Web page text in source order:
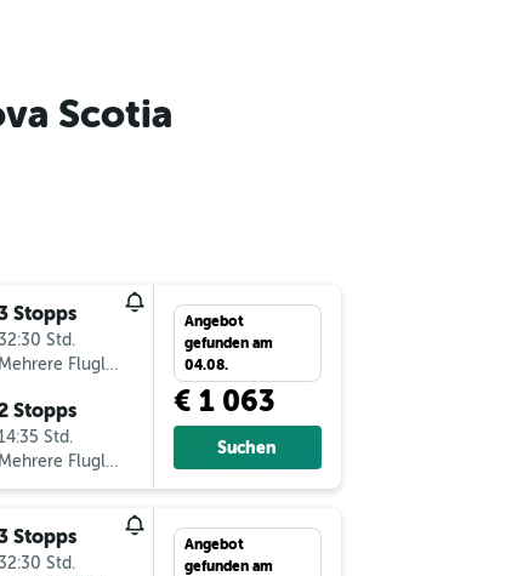
Scotia
Stopps
Std.
Mehrere Fluglinien
Stopps
Std.
Mehrere Fluglinien
Angebot
gefunden am
04.08.
€ 1 063
Suchen
Stopps
Std.
Angebot
gefunden am